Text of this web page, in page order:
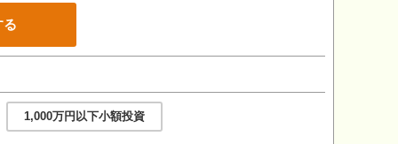
る
1,000万円以下小額投資